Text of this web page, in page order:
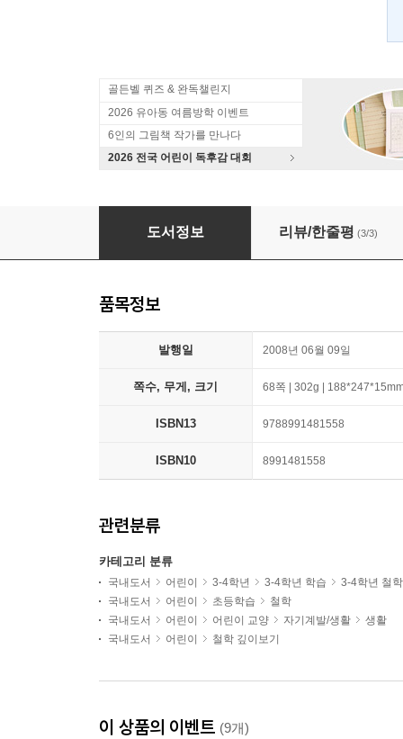
골든벨 퀴즈 & 완독챌린지
2026 유아동 여름방학 이벤트
6인의 그림책 작가를 만나다
2026 전국 어린이 독후감 대회
도서정보 리뷰/한줄평 (3/3)
품목정보
발행일 2008년 06월 09일
쪽수, 무게, 크기 68쪽 | 302g |
ISBN13 9788991481558
ISBN10 8991481558
관련분류
카테고리 분류
국내도서 어린이 3-4학년 3-4학년 학습
3-4학년 철학
국내도서
어린이 초등학습
철학
국내도서
어린이 어린이 교양 자기계발/생활
생활
국내도서
어린이 철학 깊이보기
이 상품의 이벤트 (9개)